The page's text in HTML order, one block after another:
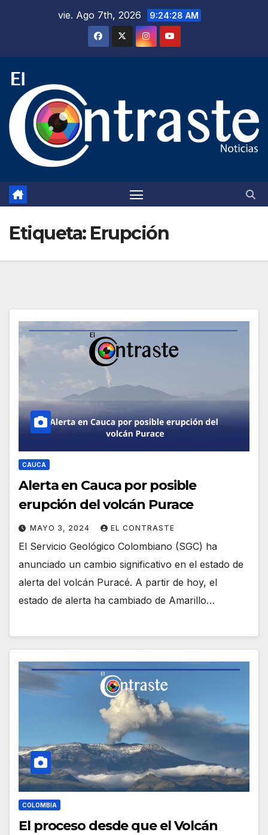
vie. Ago 7th, 2026 9:24:28 AM
Etiqueta: Erupción
CAUCA
Alerta en Cauca por posible
erupción del volcán Purace
MAYO 3, 2024 EL CONTRASTE
El Servicio Geológico Colombiano (SGC) ha
anunciado un cambio significativo en el estado de
alerta del volcán Puracé. A partir de hoy, el
estado de alerta ha cambiado de Amarillo…
COLOMBIA
El proceso desde que el Volcán